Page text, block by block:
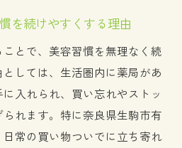
を続けやすくする理由
とで、美容習慣を無理なく続
しては、生活圏内に薬局があ
入れられ、買い忘れやストッ
れます。特に奈良県生駒市有
常の買い物ついでに立ち寄れ